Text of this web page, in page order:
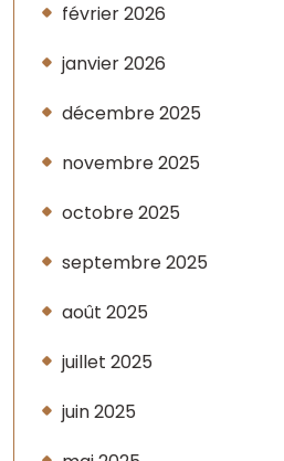
février 2026
janvier 2026
décembre 2025
novembre 2025
octobre 2025
septembre 2025
août 2025
juillet 2025
juin 2025